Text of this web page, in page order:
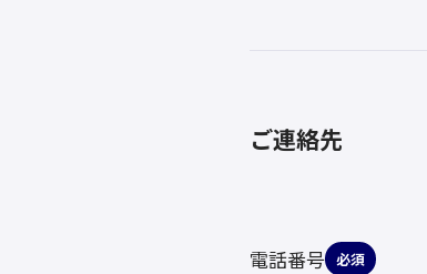
ご連絡先
電話番号 必須